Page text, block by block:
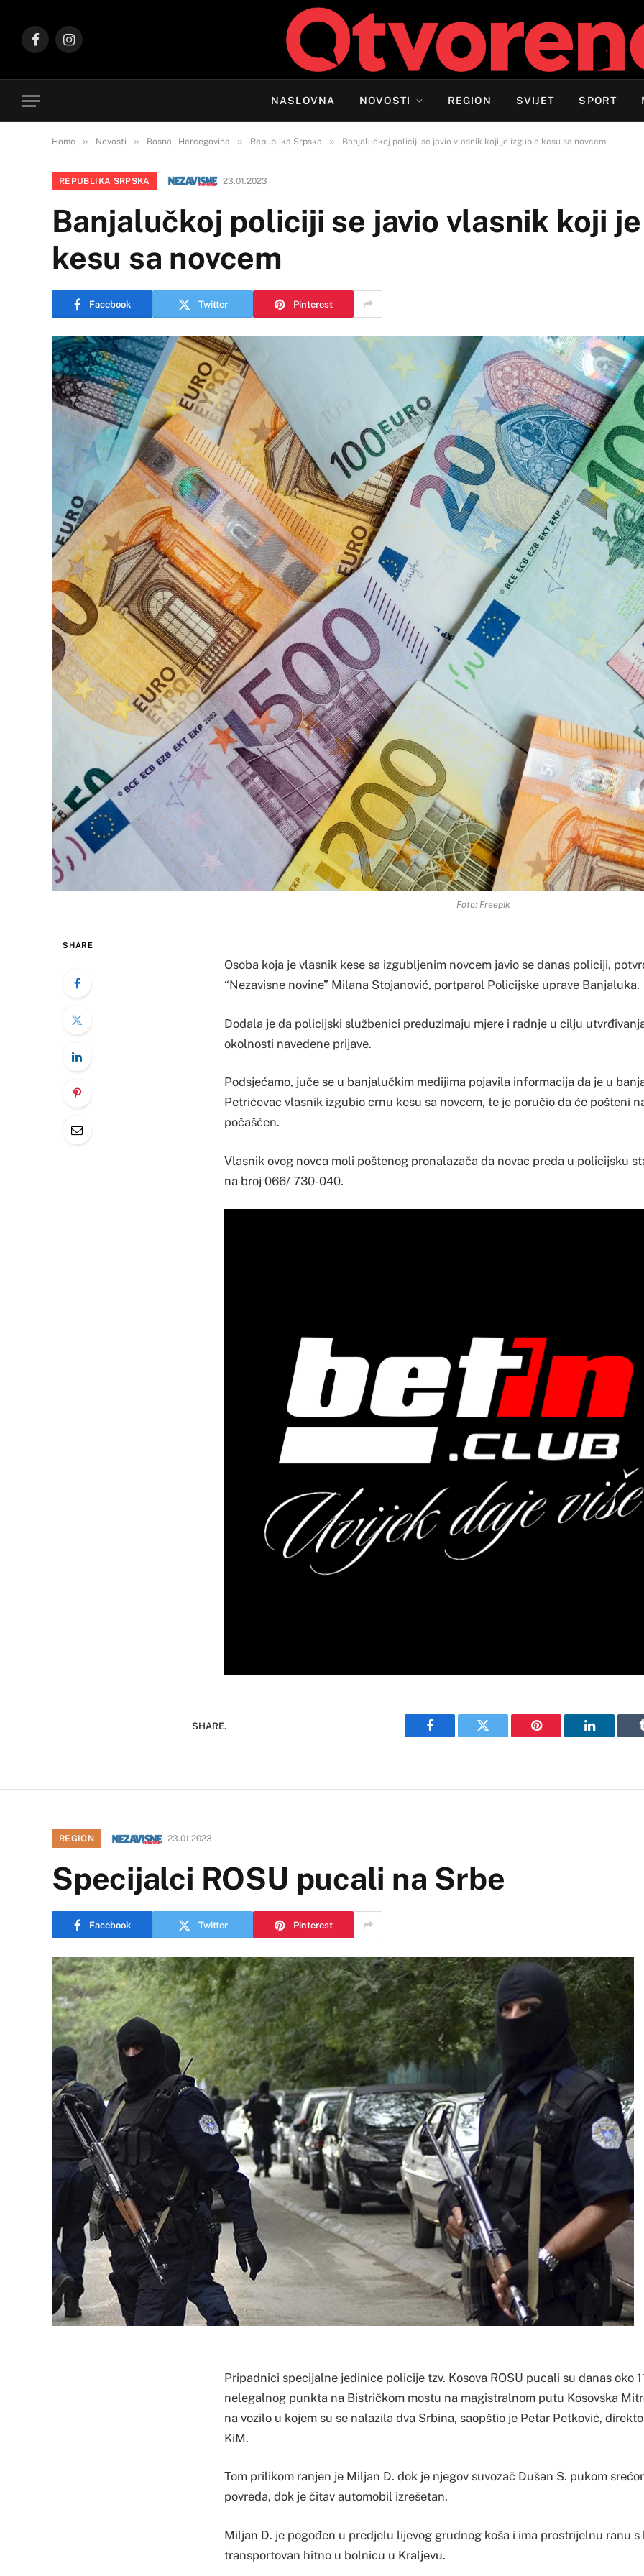
FacebookInstagram
NASLOVNA NOVOSTI REGION SVIJET SPORT
Home » Novosti » Bosna i Hercegovina » Republika Srpska » Banjalučkoj policiji se javio vlasnik koji je izgubio kesu sa novcem
REPUBLIKA SRPSKA 23.01.2023
Banjalučkoj policiji se javio vlasnik koji
kesu sa novcem
Facebook Twitter Pinterest
Foto: Freepik
SHARE
Osoba koja je vlasnik kese sa izgubljenim novcem javio se danas policiji,
“Nezavisne novine” Milana Stojanović, portparol Policijske uprave Banjaluka.
Dodala je da policijski službenici preduzimaju mjere i radnje u cilju
okolnosti navedene prijave.
Podsjećamo, juče se u banjalučkim medijima pojavila informacija da je u
Petrićevac vlasnik izgubio crnu kesu sa novcem, te je poručio da će pošteni
počašćen.
Vlasnik ovog novca moli poštenog pronalazača da novac preda u policijsku
na broj 066/ 730-040.
SHARE.
Facebook Twitter Pinterest LinkedIn
REGION 23.01.2023
Specijalci ROSU pucali na Srbe
Facebook Twitter Pinterest
Pripadnici specijalne jedinice policije tzv. Kosova ROSU pucali su danas oko
nelegalnog punkta na Bistričkom mostu na magistralnom putu Kosovska
na vozilo u kojem su se nalazila dva Srbina, saopštio je Petar Petković,
KiM.
Tom prilikom ranjen je Miljan D. dok je njegov suvozač Dušan S. pukom
povreda, dok je čitav automobil izrešetan.
Miljan D. je pogođen u predjelu lijevog grudnog koša i ima prostrijelnu ranu s
transportovan hitno u bolnicu u Kraljevu.